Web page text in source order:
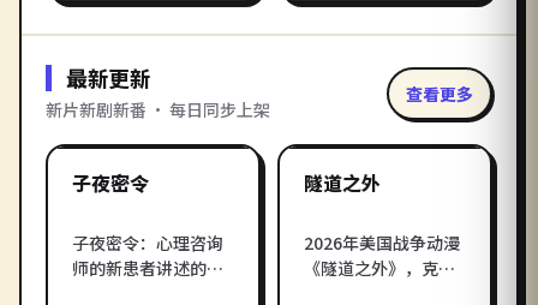
最新更新
新片新剧新番 · 每日同步上架
查看更多
最新
2:34:00
子夜密令
子夜密令：心理咨询
师的新患者讲述的梦
最新
1:50:25
隧道之外
2026年美国战争动漫
《隧道之外》，克里